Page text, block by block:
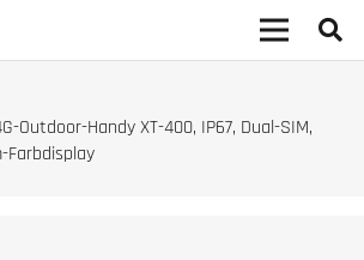
Outdoor-Handy XT-400, IP67, Dual-SIM,
Farbdisplay